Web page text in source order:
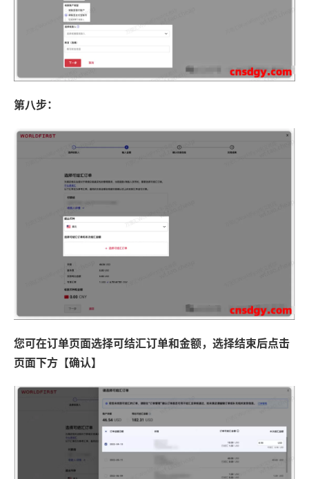
第八步：
您可在订单页面选择可结汇订单和金额，选择结束后点击
页面下方【确认】